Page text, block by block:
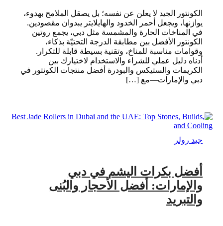
الكونتور الجيد لا يعلن عن نفسه؛ بل يصقل الملامح بهدوء،
يوازنها، ويجعل أحمر الخدود والهايلايتر يبدوان مقصودين.
في المناخات الحارة والمشمسة مثل دبي، يجمع روتين
الكونتور الأفضل بين مطابقة الدرجة التحتيّة بذكاء،
وقوامات مناسبة للمناخ، وتقنية بسيطة قابلة للتكرار.
أدناه دليل عملي للشراء والاستخدام لاختيارك بين
الكريمات والستيكس والبودرة أفضل منتجات الكونتور في
دبي والإمارات—مع […]
جيد رولر
أفضل بكرات اليشم في دبي
والإمارات: أفضل الأحجار والبُنى
والتبريد